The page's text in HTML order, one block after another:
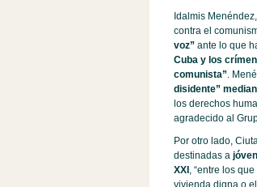
Idalmis
contra el
voz”ante lo que
Cuba y los
comunista”.
disidente”
los derechos
agradecido al
Por otro lado,
destinadas a
XXI , “entre los
vivienda digna o